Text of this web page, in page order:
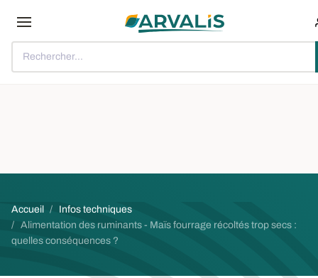
Rechercher...
Fil d'Ariane
Accueil
Infos techniques
Alimentation des ruminants - Maïs fourrage récoltés trop secs :
quelles conséquences ?